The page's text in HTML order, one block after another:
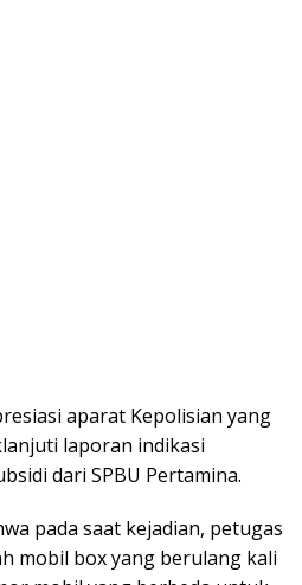
aparat Kepolisian yang
laporan indikasi
dari SPBU Pertamina.
pada saat kejadian, petugas
mobil box yang berulang kali